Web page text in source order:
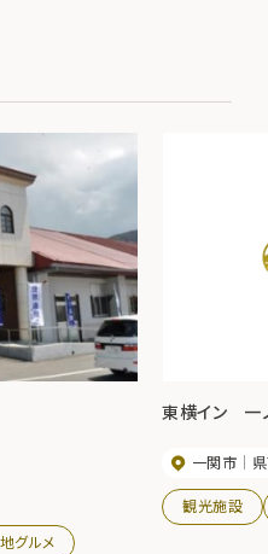
グルメ
東横イン 一
一関市
観光施設